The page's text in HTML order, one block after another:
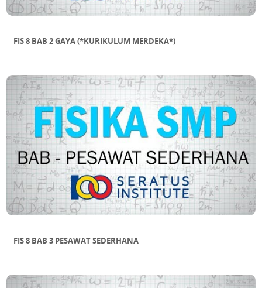
FIS 8 BAB 2 GAYA (*KURIKULUM MERDEKA*)
FIS 8 BAB 3 PESAWAT SEDERHANA